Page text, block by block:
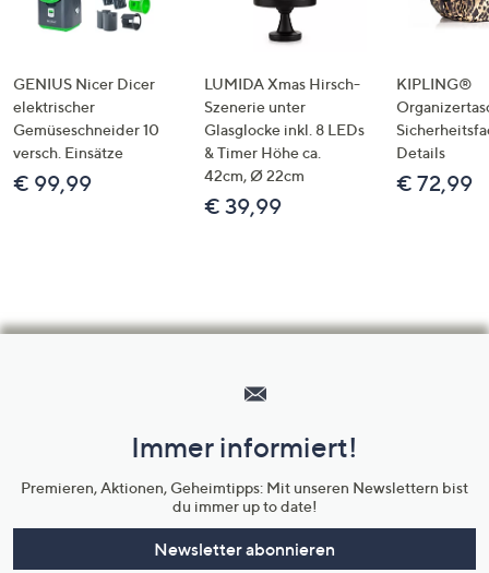
GENIUS Nicer Dicer
elektrischer
Gemüseschneider 10
versch. Einsätze
€ 99,99
LUMIDA Xmas Hirsch-
Szenerie unter
Glasglocke inkl. 8 LEDs
& Timer Höhe ca.
42cm, Ø 22cm
€ 39,99
KIPLING®
Details
€ 72,99
Unternehmensinformationen
Immer informiert!
Premieren, Aktionen, Geheimtipps: Mit unseren Newslettern bist
du immer up to date!
Newsletter abonnieren